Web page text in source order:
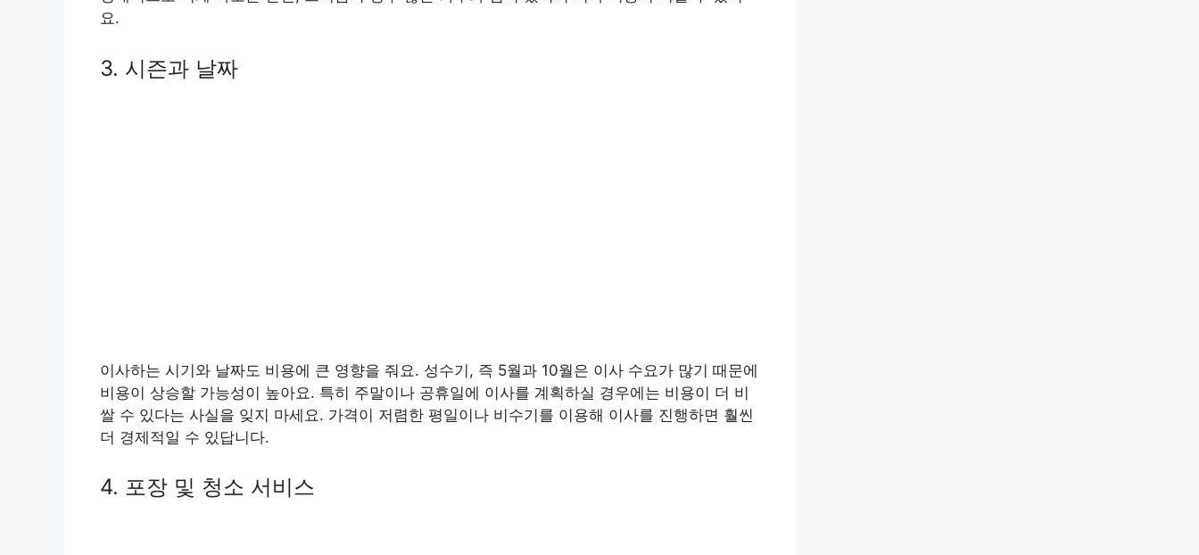
요.
3. 시즌과 날짜
이사하는 시기와 날짜도 비용에 큰 영향을 줘요. 성수기, 즉 5월과 10월은 이사 수요가 많기 때문에
비용이 상승할 가능성이 높아요. 특히 주말이나 공휴일에 이사를 계획하실 경우에는 비용이 더 비
쌀 수 있다는 사실을 잊지 마세요. 가격이 저렴한 평일이나 비수기를 이용해 이사를 진행하면 훨씬
더 경제적일 수 있답니다.
4. 포장 및 청소 서비스